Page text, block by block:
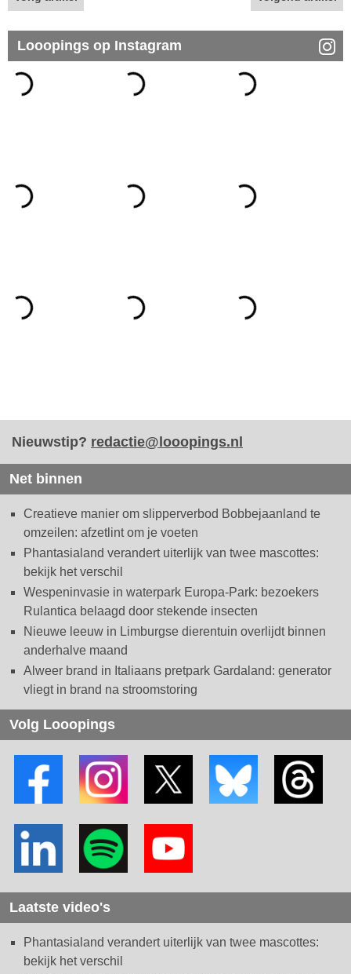
Looopings op Instagram
Nieuwstip? redactie@looopings.nl
Net binnen
Creatieve manier om slipperverbod Bobbejaanland te
omzeilen: afzetlint om je voeten
Phantasialand verandert uiterlijk van twee mascottes:
bekijk het verschil
Wespeninvasie in waterpark Europa-Park: bezoekers
Rulantica belaagd door stekende insecten
Nieuwe leeuw in Limburgse dierentuin overlijdt binnen
anderhalve maand
Alweer brand in Italiaans pretpark Gardaland: generator
vliegt in brand na stroomstoring
Volg Looopings
Laatste video's
Phantasialand verandert uiterlijk van twee mascottes:
bekijk het verschil